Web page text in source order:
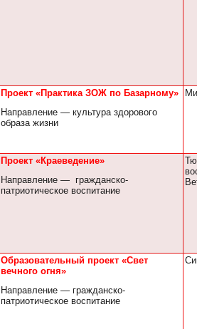
Проект «Практика ЗОЖ по Базарному»
Направление — культура здорового
образа жизни
Проект «Краеведение»
Направление — гражданско-
патриотическое воспитание
Образовательный проект «Свет
вечного огня»
Направление — гражданско-
патриотическое воспитание